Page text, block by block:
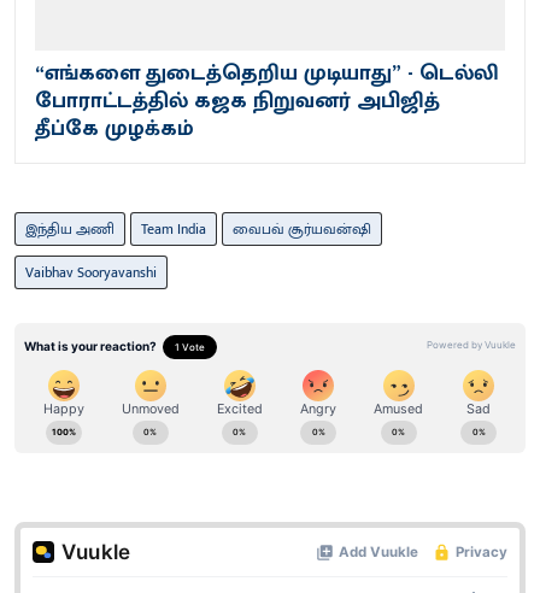
“எங்களை துடைத்தெறிய முடியாது” - டெல்லி
போராட்டத்தில் கஜக நிறுவனர் அபிஜித்
தீப்கே முழக்கம்
இந்திய அணி Team India
வைபவ் சூர்யவன்ஷி
Vaibhav Sooryavanshi